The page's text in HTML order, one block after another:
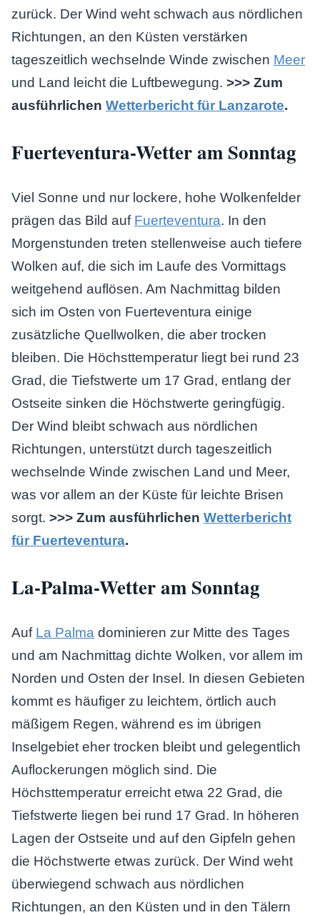
zurück. Der Wind weht schwach aus nördlichen
Richtungen, an den Küsten verstärken
tageszeitlich wechselnde Winde zwischen Meer
und Land leicht die Luftbewegung. >>> Zum
ausführlichen Wetterbericht für Lanzarote.
Fuerteventura-Wetter am Sonntag
Viel Sonne und nur lockere, hohe Wolkenfelder
prägen das Bild auf Fuerteventura. In den
Morgenstunden treten stellenweise auch tiefere
Wolken auf, die sich im Laufe des Vormittags
weitgehend auflösen. Am Nachmittag bilden
sich im Osten von Fuerteventura einige
zusätzliche Quellwolken, die aber trocken
bleiben. Die Höchsttemperatur liegt bei rund 23
Grad, die Tiefstwerte um 17 Grad, entlang der
Ostseite sinken die Höchstwerte geringfügig.
Der Wind bleibt schwach aus nördlichen
Richtungen, unterstützt durch tageszeitlich
wechselnde Winde zwischen Land und Meer,
was vor allem an der Küste für leichte Brisen
sorgt. >>> Zum ausführlichen Wetterbericht
für Fuerteventura.
La-Palma-Wetter am Sonntag
Auf La Palma dominieren zur Mitte des Tages
und am Nachmittag dichte Wolken, vor allem im
Norden und Osten der Insel. In diesen Gebieten
kommt es häufiger zu leichtem, örtlich auch
mäßigem Regen, während es im übrigen
Inselgebiet eher trocken bleibt und gelegentlich
Auflockerungen möglich sind. Die
Höchsttemperatur erreicht etwa 22 Grad, die
Tiefstwerte liegen bei rund 17 Grad. In höheren
Lagen der Ostseite und auf den Gipfeln gehen
die Höchstwerte etwas zurück. Der Wind weht
überwiegend schwach aus nördlichen
Richtungen, an den Küsten und in den Tälern